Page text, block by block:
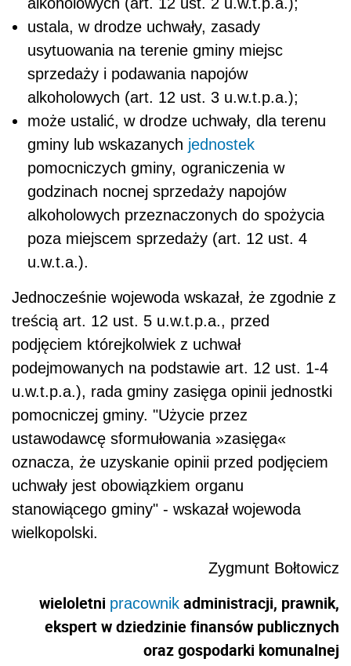
ustala, w drodze uchwały, zasady
usytuowania na terenie gminy miejsc
sprzedaży i podawania napojów
alkoholowych (art. 12 ust. 3 u.w.t.p.a.);
może ustalić, w drodze uchwały, dla terenu
gminy lub wskazanych jednostek
pomocniczych gminy, ograniczenia w
godzinach nocnej sprzedaży napojów
alkoholowych przeznaczonych do spożycia
poza miejscem sprzedaży (art. 12 ust. 4
u.w.t.a.).
Jednocześnie wojewoda wskazał, że zgodnie z
treścią art. 12 ust. 5 u.w.t.p.a., przed
podjęciem którejkolwiek z uchwał
podejmowanych na podstawie art. 12 ust. 1-4
u.w.t.p.a.), rada gminy zasięga opinii jednostki
pomocniczej gminy. "Użycie przez
ustawodawcę sformułowania »zasięga«
oznacza, że uzyskanie opinii przed podjęciem
uchwały jest obowiązkiem organu
stanowiącego gminy" - wskazał wojewoda
wielkopolski.
Zygmunt Bołtowicz
wieloletni pracownik administracji, prawnik,
ekspert w dziedzinie finansów publicznych
oraz gospodarki komunalnej